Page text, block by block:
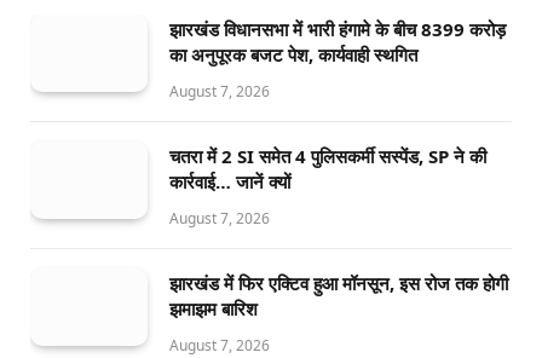
झारखंड विधानसभा में भारी हंगामे के बीच 8399 करोड़
का अनुपूरक बजट पेश, कार्यवाही स्थगित
August 7, 2026
चतरा में 2 SI समेत 4 पुलिसकर्मी सस्पेंड, SP ने की
कार्रवाई… जानें क्यों
August 7, 2026
झारखंड में फिर एक्टिव हुआ मॉनसून, इस रोज तक होगी
झमाझम बारिश
August 7, 2026